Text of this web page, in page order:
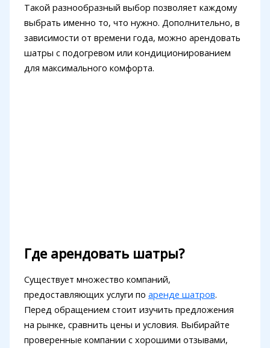
Такой разнообразный выбор позволяет каждому
выбрать именно то, что нужно. Дополнительно, в
зависимости от времени года, можно арендовать
шатры с подогревом или кондиционированием
для максимального комфорта.
Где арендовать шатры?
Существует множество компаний,
предоставляющих услуги по аренде шатров.
Перед обращением стоит изучить предложения
на рынке, сравнить цены и условия. Выбирайте
проверенные компании с хорошими отзывами,